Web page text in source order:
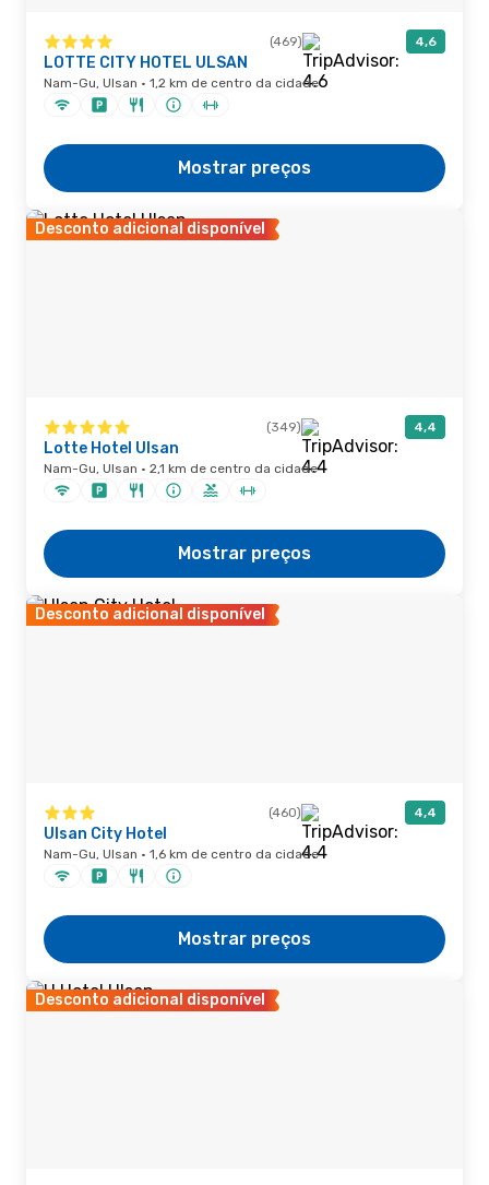
(469) 4,6
LOTTE CITY HOTEL ULSAN
Nam-Gu, Ulsan · 1,2 km de centro da cidade
Mostrar preços
Desconto adicional disponível
(349) 4,4
Lotte Hotel Ulsan
Nam-Gu, Ulsan · 2,1 km de centro da cidade
Mostrar preços
Desconto adicional disponível
(460) 4,4
Ulsan City Hotel
Nam-Gu, Ulsan · 1,6 km de centro da cidade
Mostrar preços
Desconto adicional disponível